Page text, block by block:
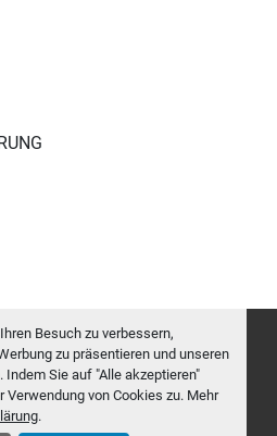
Besuch zu verbessern,
zu präsentieren und unseren
Indem Sie auf "Alle akzeptieren"
von Cookies zu. Mehr
.
Einstellungen
-Website von